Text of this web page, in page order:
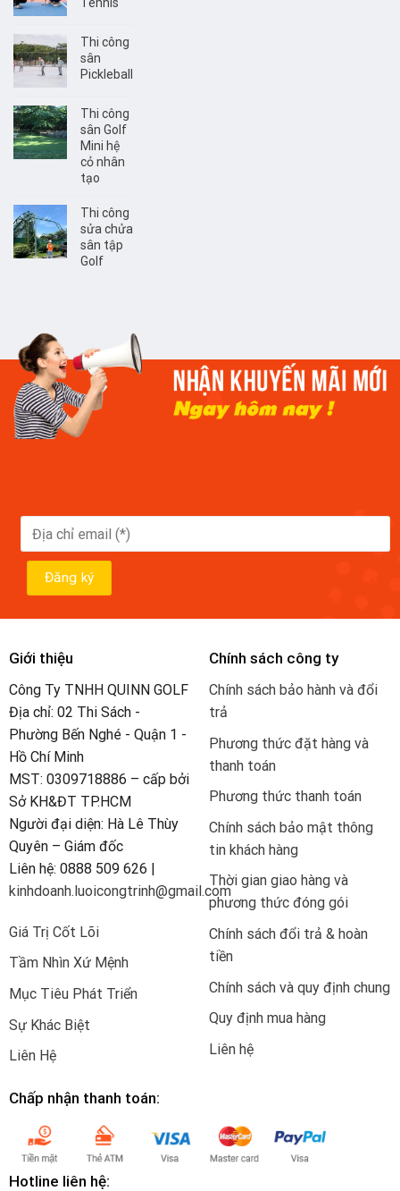
Thi công
sân
Pickleball
Thi công
sân Golf
Mini hệ
cỏ nhân
tạo
Thi công
sửa chửa
sân tập
Golf
Giới thiệu
Công Ty TNHH QUINN GOLF
Địa chỉ: 02 Thi Sách -
Phường Bến Nghé - Quận 1 -
Hồ Chí Minh
MST: 0309718886 – cấp bởi
Sở KH&ĐT TP.HCM
Người đại diện: Hà Lê Thùy
Quyên – Giám đốc
Liên hệ: 0888 509 626 |
kinhdoanh.luoicongtrinh@gmail.com
Giá Trị Cốt Lõi
Tầm Nhìn Xứ Mệnh
Mục Tiêu Phát Triển
Sự Khác Biệt
Liên Hệ
Chính sách công ty
Chính sách bảo hành và đổi
trả
Phương thức đặt hàng và
thanh toán
Phương thức thanh toán
Chính sách bảo mật thông
tin khách hàng
Thời gian giao hàng và
phương thức đóng gói
Chính sách đổi trả & hoàn
tiền
Chính sách và quy định chung
Quy định mua hàng
Liên hệ
Chấp nhận thanh toán:
Hotline liên hệ: